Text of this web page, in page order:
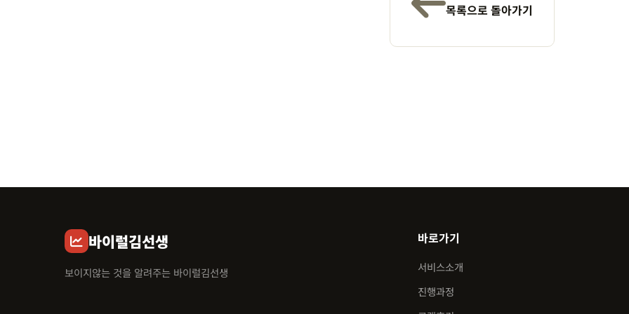
목록으로 돌아가기
바이럴김선생
보이지않는 것을 알려주는 바이럴김선생
바로가기
서비스소개
진행과정